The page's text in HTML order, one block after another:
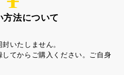
方法について
いたしません。
てからご購入ください。ご自身